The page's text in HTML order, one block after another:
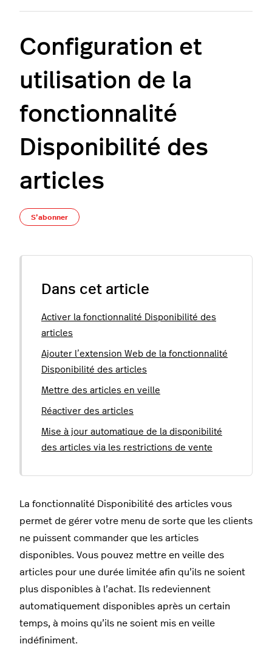
Configuration et
utilisation de la
fonctionnalité
Disponibilité des
articles
S’abonner
Dans cet article
Activer la fonctionnalité Disponibilité des
articles
Ajouter l’extension Web de la fonctionnalité
Disponibilité des articles
Mettre des articles en veille
Réactiver des articles
Mise à jour automatique de la disponibilité
des articles via les restrictions de vente
La fonctionnalité Disponibilité des articles vous
permet de gérer votre menu de sorte que les clients
ne puissent commander que les articles
disponibles. Vous pouvez mettre en veille des
articles pour une durée limitée afin qu’ils ne soient
plus disponibles à l’achat. Ils redeviennent
automatiquement disponibles après un certain
temps, à moins qu’ils ne soient mis en veille
indéfiniment.